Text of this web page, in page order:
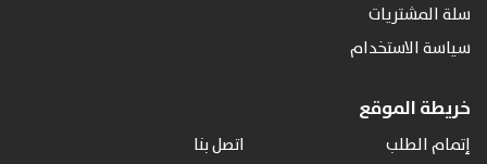
سلة المشتريات
سياسة الاستخدام
خريطة الموقع
إتمام الطلب
اتصل بنا